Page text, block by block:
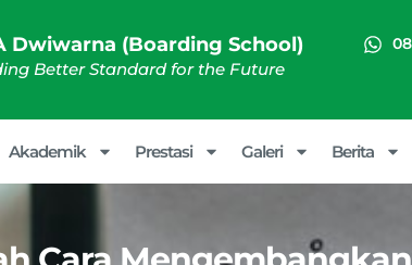
Dwiwarna (Boarding School)
Better Standard for the Future
Akademik Prestasi Galeri Berita